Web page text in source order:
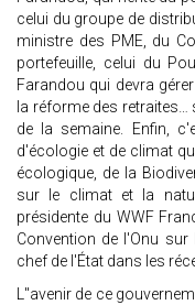
celui du groupe de
ministre des PME, du
portefeuille, celui du
Farandou qui devra
la réforme des retraites…
de la semaine. Enfin,
d'écologie et de climat
écologique, de la
sur le climat et la
présidente du WWF
Convention de l'Onu
chef de l'État dans les
L''avenir de ce